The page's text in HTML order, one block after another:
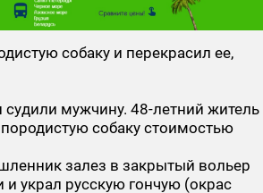
собаку и перекрасил ее,
мужчину. 48-летний житель
собаку стоимостью
залез в закрытый вольер
и украл русскую гончую (окрас